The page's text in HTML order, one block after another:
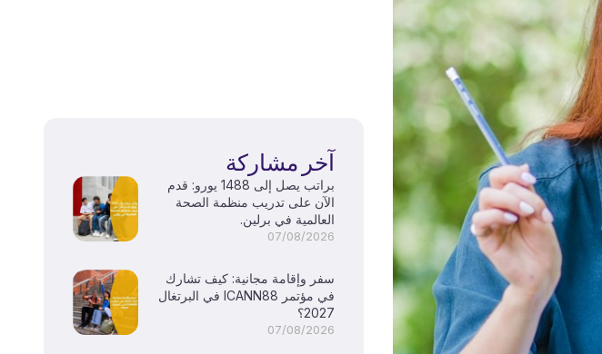
آخر مشاركة
براتب يصل إلى 1488 يورو: قدم
الآن على تدريب منظمة الصحة
العالمية في برلين.
07/08/2026
سفر وإقامة مجانية: كيف تشارك
في مؤتمر ICANN88 في البرتغال
2027؟
07/08/2026